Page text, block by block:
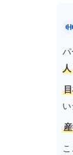
パ
人
い